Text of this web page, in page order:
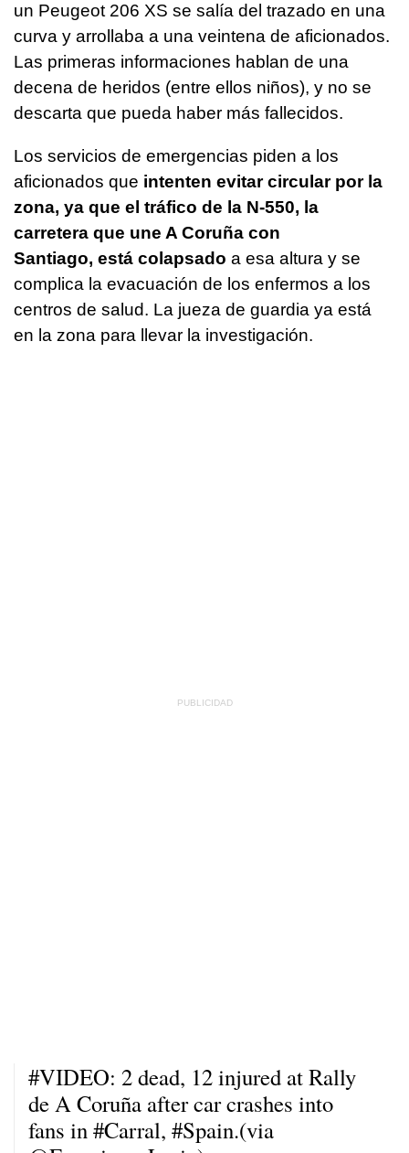
un Peugeot 206 XS se salía del trazado en una
curva y arrollaba a una veintena de aficionados.
Las primeras informaciones hablan de una
decena de heridos (entre ellos niños), y no se
descarta que pueda haber más fallecidos.
Los servicios de emergencias piden a los
aficionados que intenten evitar circular por la
zona, ya que el tráfico de la N-550, la
carretera que une A Coruña con
Santiago, está colapsado a esa altura y se
complica la evacuación de los enfermos a los
centros de salud. La jueza de guardia ya está
en la zona para llevar la investigación.
#VIDEO: 2 dead, 12 injured at Rally
de A Coruña after car crashes into
fans in#Carral, #Spain.(via